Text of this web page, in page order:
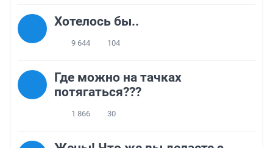
Хотелось бы..
9 644 104
Где можно на тачках
потягаться???
1 866 30